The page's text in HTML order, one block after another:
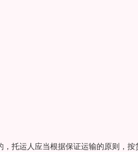
托运人应当根据保证运输的原则，按